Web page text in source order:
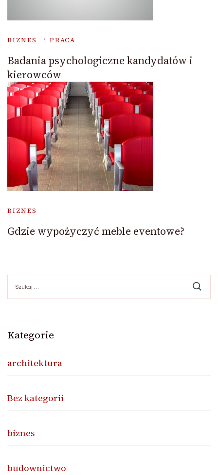
BIZNES PRACA
Badania psychologiczne kandydatów i
kierowców
BIZNES
Gdzie wypożyczyć meble eventowe?
Kategorie
architektura
Bez kategorii
biznes
budownictwo